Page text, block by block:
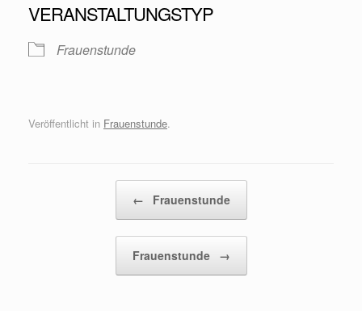
VERANSTALTUNGSTYP
Frauenstunde
Veröffentlicht in Frauenstunde.
← Frauenstunde
Frauenstunde →